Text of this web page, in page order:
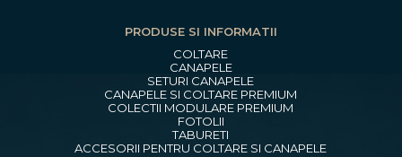
PRODUSE SI INFORMATII
COLTARE
CANAPELE
SETURI CANAPELE
CANAPELE SI COLTARE PREMIUM
COLECTII MODULARE PREMIUM
FOTOLII
TABURETI
ACCESORII PENTRU COLTARE SI CANAPELE